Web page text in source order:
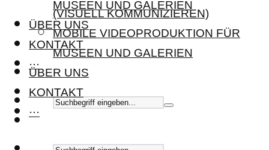
MUSEEN UND GALERIEN
ÜBER UNS
KONTAKT
···
(VISUELL KOMMUNIZIEREN)
MOBILE VIDEOPRODUKTION FÜR
MUSEEN UND GALERIEN
ÜBER UNS
KONTAKT
···